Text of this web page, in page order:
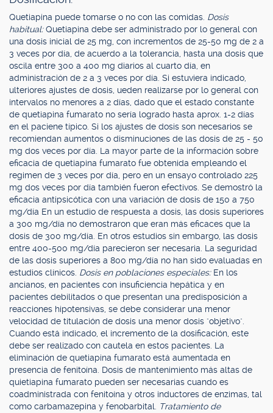
Quetiapina puede tomarse o no con las comidas. Dosis
habitual:Quetiapina debe ser administrado por lo general con
una dosis inicial de 25 mg, con incrementos de 25-50 mg de 2 a
3 veces por día, de acuerdo a la tolerancia, hasta una dosis que
oscila entre 300 a 400 mg diarios al cuarto día, en
administración de 2 a 3 veces por día. Si estuviera indicado,
ulteriores ajustes de dosis, ueden realizarse por lo general con
intervalos no menores a 2 días, dado que el estado constante
de quetiapina fumarato no sería logrado hasta aprox. 1-2 días
en el paciene típico. Si los ajustes de dosis son necesarios se
recomiendan aumentos o disminuciones de las dosis de 25 - 50
mg dos veces por día. La mayor parte de la información sobre
eficacia de quetiapina fumarato fue obtenida empleando el
regimen de 3 veces por día, pero en un ensayo controlado 225
mg dos veces por día también fueron efectivos. Se demostró la
eficacia antipsicótica con una variación de dosis de 150 a 750
mg/día En un estudio de respuesta a dosis, las dosis superiores
a 300 mg/día no demostraron que eran más eficaces que la
dosis de 300 mg/día. En otros estudios sin embargo, las dosis
entre 400-500 mg/día parecieron ser necesaria. La seguridad
de las dosis superiores a 800 mg/día no han sido evaluadas en
estudios clínicos. Dosis en poblaciones especiales: En los
ancianos, en pacientes con insuficiencia hepática y en
pacientes debilitados o que presentan una predisposición a
reacciones hipotensivas, se debe considerar una menor
velocidad de titulación de dosis una menor dosis "objetivo".
Cuando está indicado, el incremento de la dosificación, este
debe ser realizado con cautela en estos pacientes. La
eliminación de quetiapina fumarato está aumentada en
presencia de fenitoína. Dosis de mantenimiento más altas de
quietiapina fumarato pueden ser necesarias cuando es
coadministrada con fenitoína y otros inductores de enzimas, tal
como carbamazepina y fenobarbital.
Tratamiento de